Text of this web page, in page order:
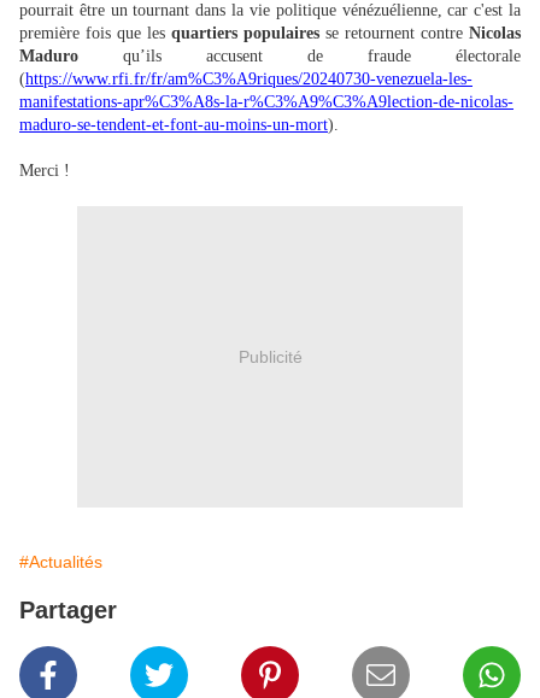
pourrait être un tournant dans la vie politique vénézuélienne, car c'est la
première fois que les quartiers populaires se retournent contre Nicolas
Maduro qu’ils accusent de fraude électorale
(https://www.rfi.fr/fr/am%C3%A9riques/20240730-venezuela-les-
manifestations-apr%C3%A8s-la-r%C3%A9%C3%A9lection-de-nicolas-
maduro-se-tendent-et-font-au-moins-un-mort).
Merci !
Publicité
#Actualités
Partager